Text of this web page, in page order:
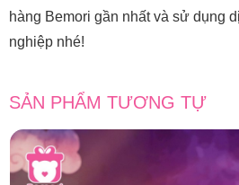
hàng Bemori gần nhất và sử dụng
nghiệp nhé!
SẢN PHẨM TƯƠNG TỰ